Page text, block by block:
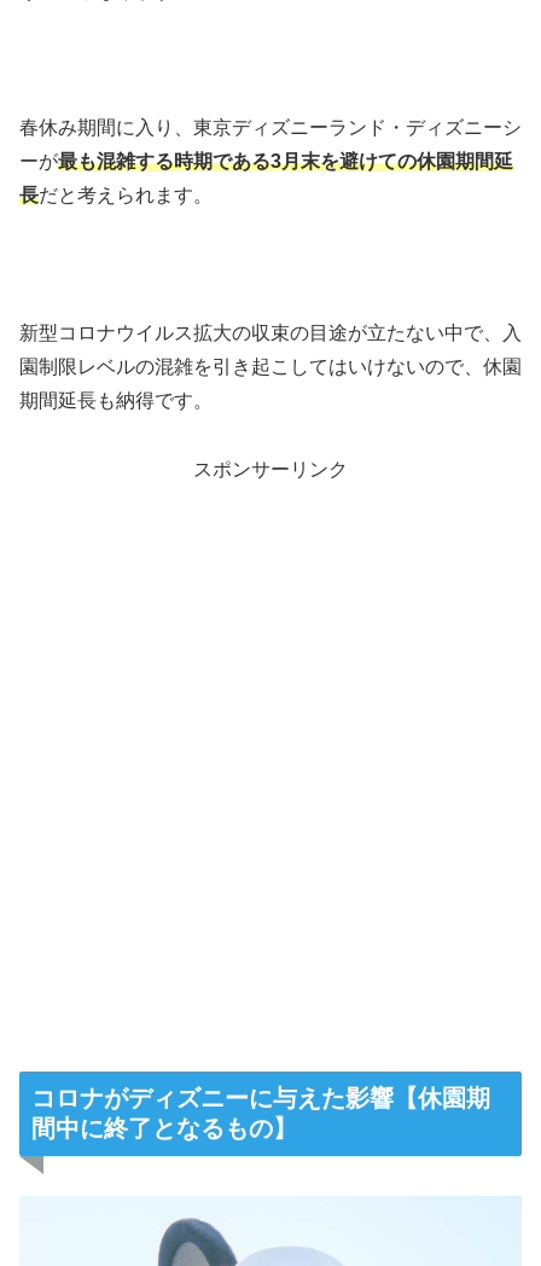
春休み期間に入り、東京ディズニーランド・ディズニーシ
ーが最も混雑する時期である3月末を避けての休園期間延
長だと考えられます。
新型コロナウイルス拡大の収束の目途が立たない中で、入
園制限レベルの混雑を引き起こしてはいけないので、休園
期間延長も納得です。
スポンサーリンク
コロナがディズニーに与えた影響【休園期
間中に終了となるもの】